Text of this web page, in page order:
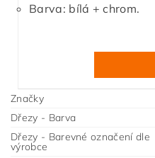
Barva: bílá + chrom.
Značky
Dřezy - Barva
Dřezy - Barevné označení dle
výrobce